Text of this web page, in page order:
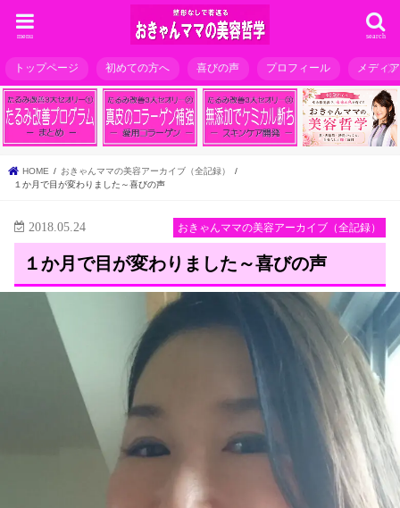
search
menu
トップページ 初めての方へ 喜びの声 プロフィール メディ
HOME
おきゃんママの美容アーカイブ（全記録）
１か月で目が変わりました～喜びの声
おきゃんママの美容アーカイブ（全記録）
2018.05.24
１か月で目が変わりました～喜びの声